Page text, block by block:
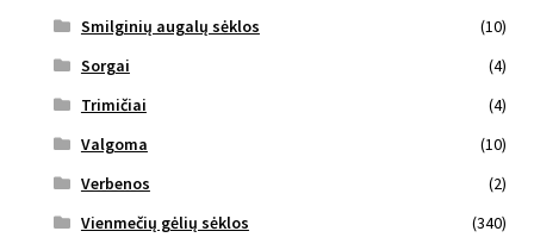
Smilginių augalų sėklos
(10)
Sorgai
(4)
Trimičiai
(4)
Valgoma
(10)
Verbenos
(2)
Vienmečių gėlių sėklos
(340)